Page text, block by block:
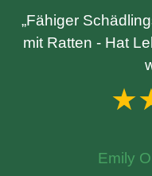
„Fähiger
mit Ratten - Hat
Emily